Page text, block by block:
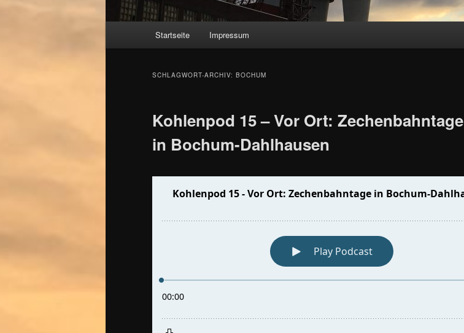
Startseite Impressum
SCHLAGWORT-ARCHIV: BOCHUM
Kohlenpod 15 – Vor Ort: Zechenbahntage
in Bochum-Dahlhausen